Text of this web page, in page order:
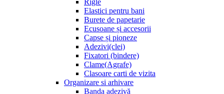
Elastici pentru bani
Burete de papetarie
Ecusoane și accesorii
Capse și pioneze
Adezivi(clei)
Fixatori (bindere)
Clame(Agrafe)
Clasoare carti de vizita
Organizare si arhivare
Banda adezivă